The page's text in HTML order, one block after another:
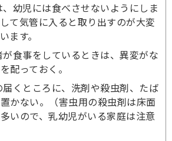
、幼児には食べさせないようにしま
て気管に入ると取り出すのが大変
ます。
食事をしているときは、異変がな
配っておく。
くところに、洗剤や殺虫剤、たば
かない。（害虫用の殺虫剤は床面
いので、乳幼児がいる家庭は注意